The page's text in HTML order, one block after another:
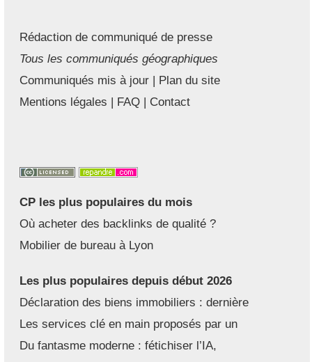
Rédaction de communiqué de presse
Tous les communiqués géographiques
Communiqués mis à jour | Plan du site
Mentions légales | FAQ | Contact
CP les plus populaires du mois
Où acheter des backlinks de qualité ?
Mobilier de bureau à Lyon
Les plus populaires depuis début 2026
Déclaration des biens immobiliers : dernière
Les services clé en main proposés par un
Du fantasme moderne : fétichiser l’IA,